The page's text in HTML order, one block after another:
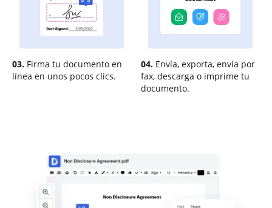
03. Firma tu documento en
línea en unos pocos clics.
04. Envía, exporta, envía por
fax, descarga o imprime tu
documento.